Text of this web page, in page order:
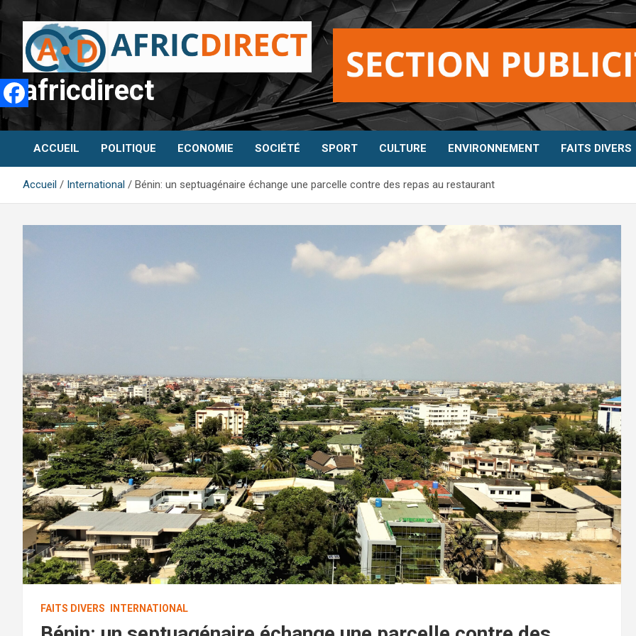
Aller
contenu
africdirect
ACCUEIL POLITIQUE ECONOMIE SOCIÉTÉ SPORT CULTURE ENVIRONNEMENT FAITS DIVERS
Accueil International Bénin: un septuagénaire échange une parcelle contre des repas au restaurant
FAITS DIVERS INTERNATIONAL